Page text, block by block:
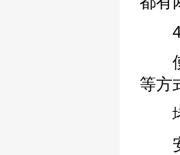
4.
使
等方
堵
安